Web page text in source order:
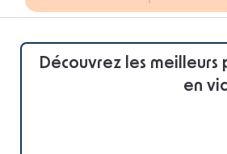
Découvrez les meilleurs
en